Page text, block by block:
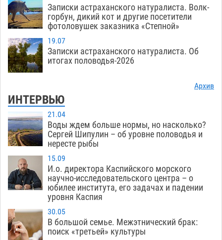
Записки астраханского натуралиста. Волк-
горбун, дикий кот и другие посетители
фотоловушек заказника «Степной»
19.07
Записки астраханского натуралиста. Об
итогах половодья-2026
Архив
ИНТЕРВЬЮ
21.04
Воды ждем больше нормы, но насколько?
Сергей Шипулин – об уровне половодья и
нересте рыбы
15.09
И.о. директора Каспийского морского
научно-исследовательского центра – о
юбилее института, его задачах и падении
уровня Каспия
30.05
В большой семье. Межэтнический брак:
поиск «третьей» культуры